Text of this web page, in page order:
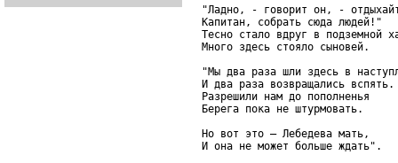
"Ладно, - говорит он, -
Капитан, собрать сюда людей!"
Тесно стало вдруг в подземной
Много здесь стояло сыновей.
"Мы два раза шли здесь в
И два раза возвращались вспять.
Разрешили нам до пополненья
Берега пока не штурмовать.
Но вот это – Лебедева мать,
И она не может больше ждать".